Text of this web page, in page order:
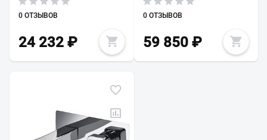
0 ОТЗЫВОВ
24 232 ₽
0 ОТЗЫВОВ
59 850₽